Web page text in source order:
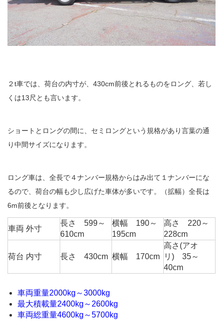
２t車では、荷台の内寸が、430cm前後とれるものをロング、若し
くは13尺とも言います。
ショートとロングの間に、セミロングという規格があり言葉の通
り中間サイズになります。
ロング車は、全長で４ナンバー規格からはみ出て１ナンバーにな
るので、荷台の幅も少し広げた車体が多いです。（拡幅）全長は
6m前後となります。
車両 外寸
長さ 599～
610cm
横幅 190～
195cm
高さ 220～
228cm
荷台 内寸 長さ 430cm 横幅 170cm
高さ(アオ
リ) 35～
40cm
車両重量2000kg～3000kg
最大積載量2400kg～2600kg
車両総重量4600kg～5700kg